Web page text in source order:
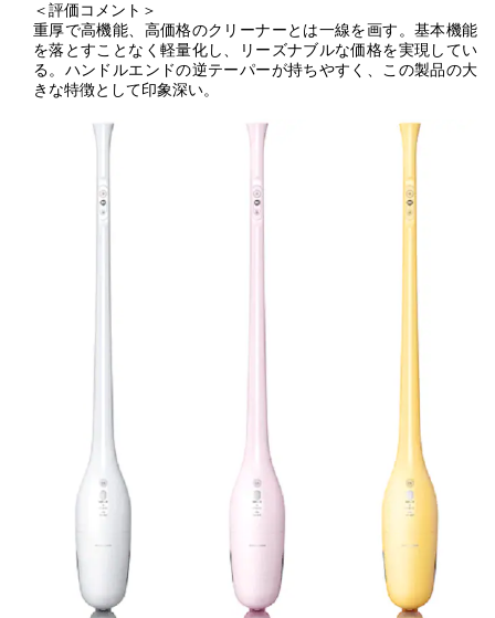
＜評価コメント＞
重厚で高機能、高価格のクリーナーとは一線を画す。基本機能
を落とすことなく軽量化し、リーズナブルな価格を実現してい
る。ハンドルエンドの逆テーパーが持ちやすく、この製品の大
きな特徴として印象深い。